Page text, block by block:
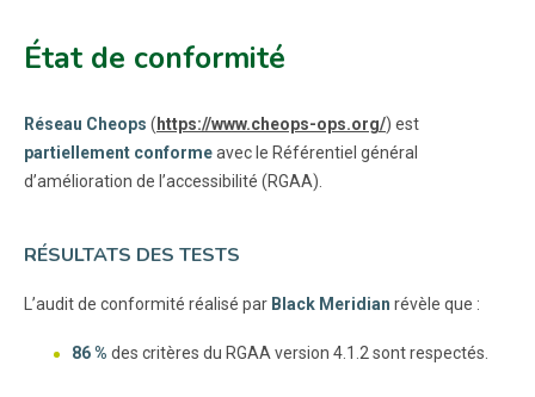
État de conformité
Réseau Cheops ( https://www.cheops-ops.org/) est
partiellement conformeavec le Référentiel général
d’amélioration de l’accessibilité (RGAA).
RÉSULTATS DES TESTS
L’audit de conformité réalisé par Black Meridian révèle que :
86 % des critères du RGAA version 4.1.2 sont respectés.